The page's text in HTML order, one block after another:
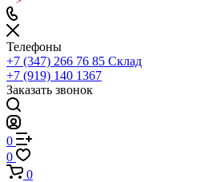
Телефоны
+7 (347) 266 76 85 Склад
+7 (919) 140 1367
Заказать звонок
0
0
0